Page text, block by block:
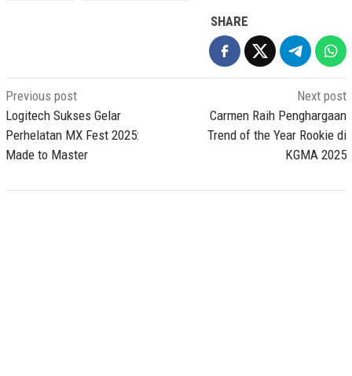
SHARE
Post
navigation
Previous post
Logitech Sukses Gelar
Perhelatan MX Fest 2025:
Made to Master
Next post
Carmen Raih Penghargaan
Trend of the Year Rookie di
KGMA 2025